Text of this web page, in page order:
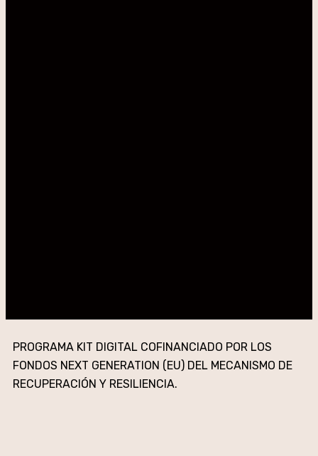
PROGRAMA KIT DIGITAL COFINANCIADO POR LOS
FONDOS NEXT GENERATION (EU) DEL MECANISMO DE
RECUPERACIÓN Y RESILIENCIA.